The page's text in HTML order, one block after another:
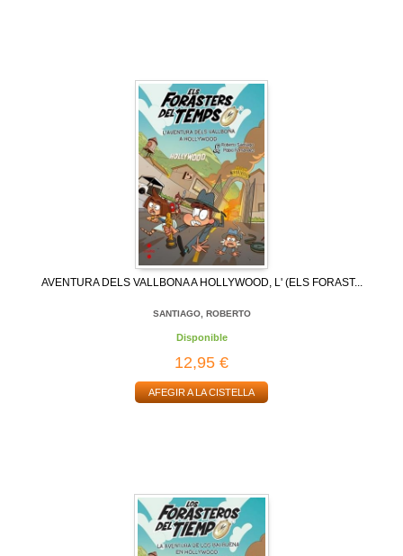
AVENTURA DELS VALLBONA A HOLLYWOOD, L' (ELS FORAST...
SANTIAGO, ROBERTO
Disponible
12,95 €
AFEGIR A LA CISTELLA